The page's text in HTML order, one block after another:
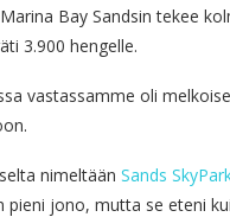
Bay Sandsin tekee
3.900 hengelle.
vastassamme oli
nimeltään Sands
pieni jono, mutta se eteni